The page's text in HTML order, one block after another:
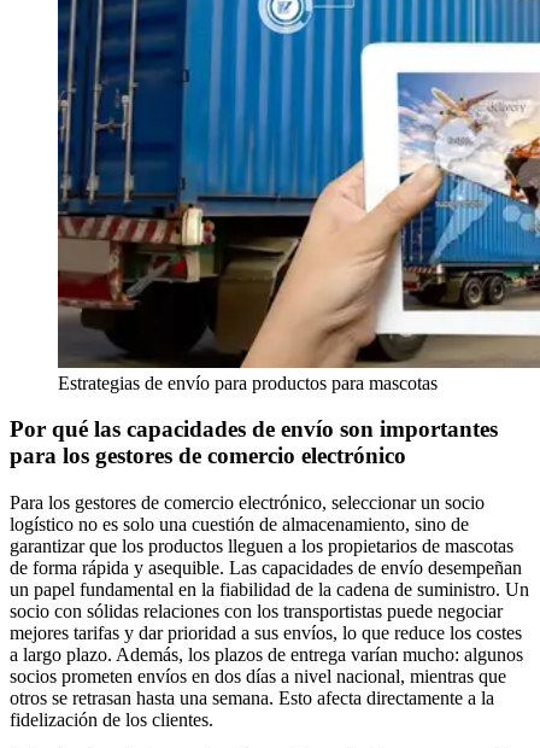
Estrategias de envío para productos para mascotas
Por qué las capacidades de envío son importantes
para los gestores de comercio electrónico
Para los gestores de comercio electrónico, seleccionar un socio
logístico no es solo una cuestión de almacenamiento, sino de
garantizar que los productos lleguen a los propietarios de mascotas
de forma rápida y asequible. Las capacidades de envío desempeñan
un papel fundamental en la fiabilidad de la cadena de suministro. Un
socio con sólidas relaciones con los transportistas puede negociar
mejores tarifas y dar prioridad a sus envíos, lo que reduce los costes
a largo plazo. Además, los plazos de entrega varían mucho: algunos
socios prometen envíos en dos días a nivel nacional, mientras que
otros se retrasan hasta una semana. Esto afecta directamente a la
fidelización de los clientes.